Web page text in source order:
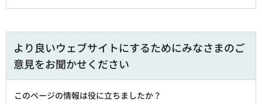
より良いウェブサイトにするためにみなさまのご
意見をお聞かせください
このページの情報は役に立ちましたか？